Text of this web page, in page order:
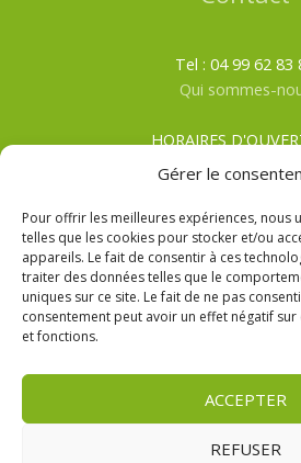
Gérer le
Pour offrir les meilleures expériences, nous
telles que les cookies pour stocker et/ou
appareils. Le fait de consentir à ces
traiter des données telles que le
uniques sur ce site. Le fait de ne pas
consentement peut avoir un effet négatif
et fonctions.
ACCEPTER
REFUSER
Tel : 04 99 62 83
Qui sommes-
HORAIRES
Du lundi au
HIVER: De 8h00 à
CGV
Mentions
Politique de
Copyright © 2026 | La Cabane